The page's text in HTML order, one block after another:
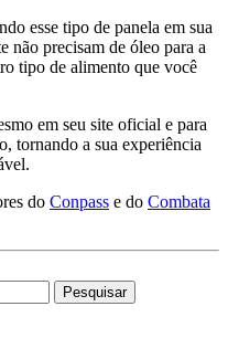
esse tipo de panela em sua
não precisam de óleo para a
tipo de alimento que você
em seu site oficial e para
tornando a sua experiência
do Conpass e do Combata